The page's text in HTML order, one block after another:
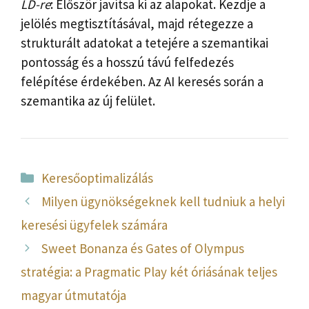
LD-re: Először javítsa ki az alapokat. Kezdje a
jelölés megtisztításával, majd rétegezze a
strukturált adatokat a tetejére a szemantikai
pontosság és a hosszú távú felfedezés
felépítése érdekében. Az AI keresés során a
szemantika az új felület.
Kategória
Keresőoptimalizálás
Milyen ügynökségeknek kell tudniuk a helyi
keresési ügyfelek számára
Sweet Bonanza és Gates of Olympus
stratégia: a Pragmatic Play két óriásának teljes
magyar útmutatója